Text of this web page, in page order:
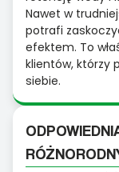
Nawet w
potrafi
efektem. To
klientów, którzy
siebie.